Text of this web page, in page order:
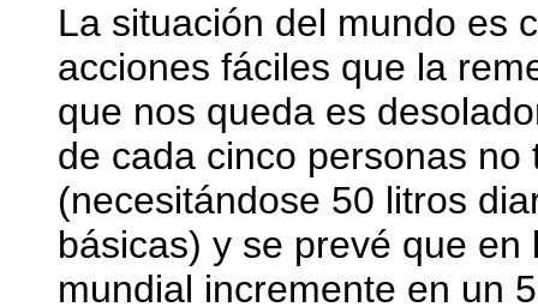
La situación del mundo es
acciones fáciles que la
que nos queda es
de cada cinco personas
(necesitándose 50 litros
básicas) y se prevé que
mundial incremente en un